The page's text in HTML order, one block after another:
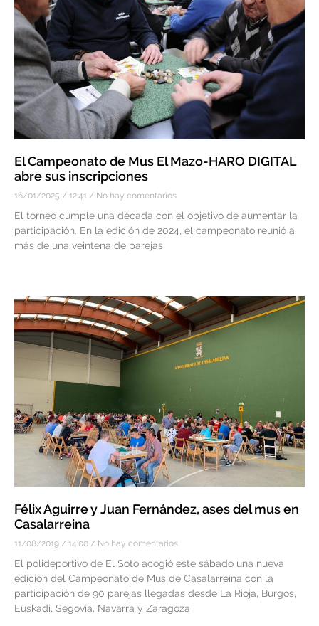
El Campeonato de Mus El Mazo-HARO DIGITAL
abre sus inscripciones
16/01/2025 12:41 No hay comentarios
El torneo cumple una década con el objetivo de aumentar la
participación. En la edición de 2024, el campeonato reunió a
más de una veintena de parejas
Félix Aguirre y Juan Fernández, ases del mus en
Casalarreina
11/08/2019 14:00 No hay comentarios
El polideportivo de El Soto acogió este sábado una nueva
edición del Campeonato de Mus de Casalarreina con la
participación de 90 parejas llegadas desde La Rioja, Burgos,
Euskadi, Segovia, Navarra y Zaragoza